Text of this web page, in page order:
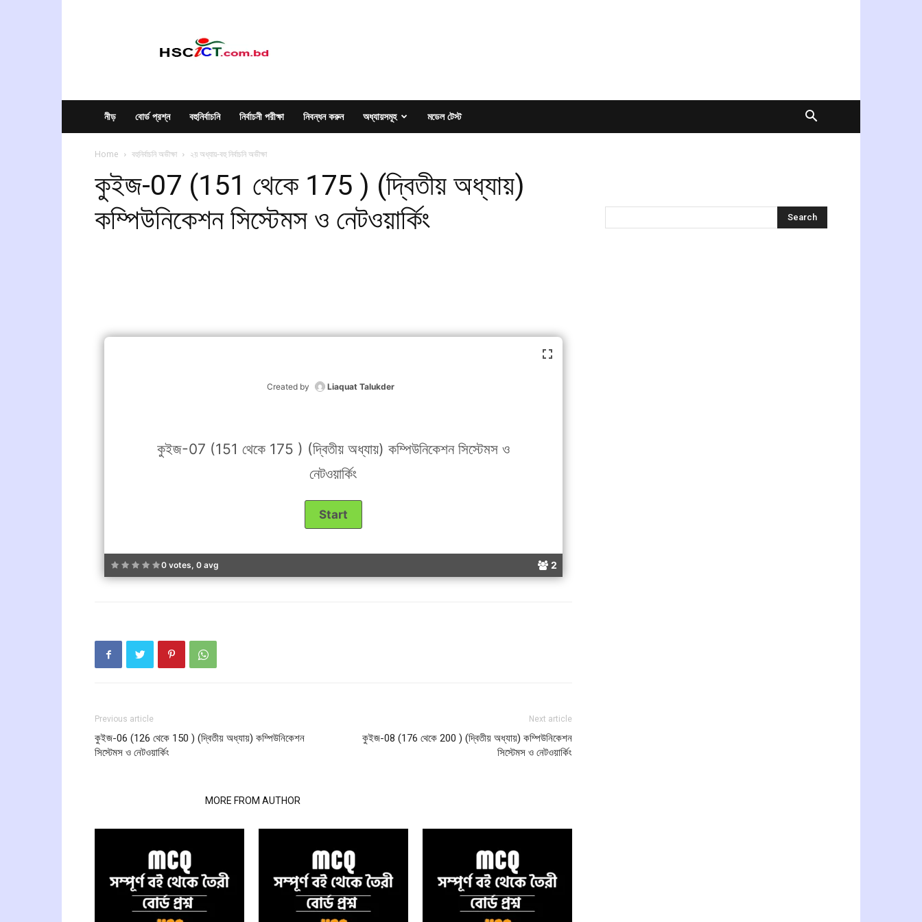
নীড় বোর্ড প্রশ্ন বহুনির্বাচনি নির্বাচনী পরীক্ষা নিবন্ধন করুন অধ্যায়সমূহ মডেল টেস্ট
Home বহুনির্বাচনি অভীক্ষা ২য় অধ্যায়-বহু নির্বাচনি অভীক্ষা
কুইজ-07 (151 থেকে 175 ) (দ্বিতীয় অধ্যায়)
কম্পিউনিকেশন সিস্টেমস ও নেটওয়ার্কিং
0 votes, 0 avg 2
Created by Liaquat Talukder
কুইজ-07 (151 থেকে 175 ) (দ্বিতীয় অধ্যায়) কম্পিউনিকেশন সিস্টেমস ও
নেটওয়ার্কিং
Previous article
কুইজ-06 (126 থেকে 150 ) (দ্বিতীয় অধ্যায়) কম্পিউনিকেশন
সিস্টেমস ও নেটওয়ার্কিং
Next article
কুইজ-08 (176 থেকে 200 ) (দ্বিতীয় অধ্যায়) কম্পিউনিকেশন
সিস্টেমস ও নেটওয়ার্কিং
MORE FROM AUTHOR